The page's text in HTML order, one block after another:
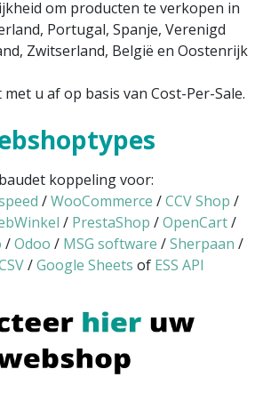
om producten te verkopen in
Portugal, Spanje, Verenigd
Zwitserland, België en Oostenrijk
u af op basis van Cost-Per-Sale.
koppeling voor:
/WooCommerce /CCV Shop /
/ PrestaShop /OpenCart/
/Odoo / MSG software /Sherpaan /
/Google Sheets of ESS API